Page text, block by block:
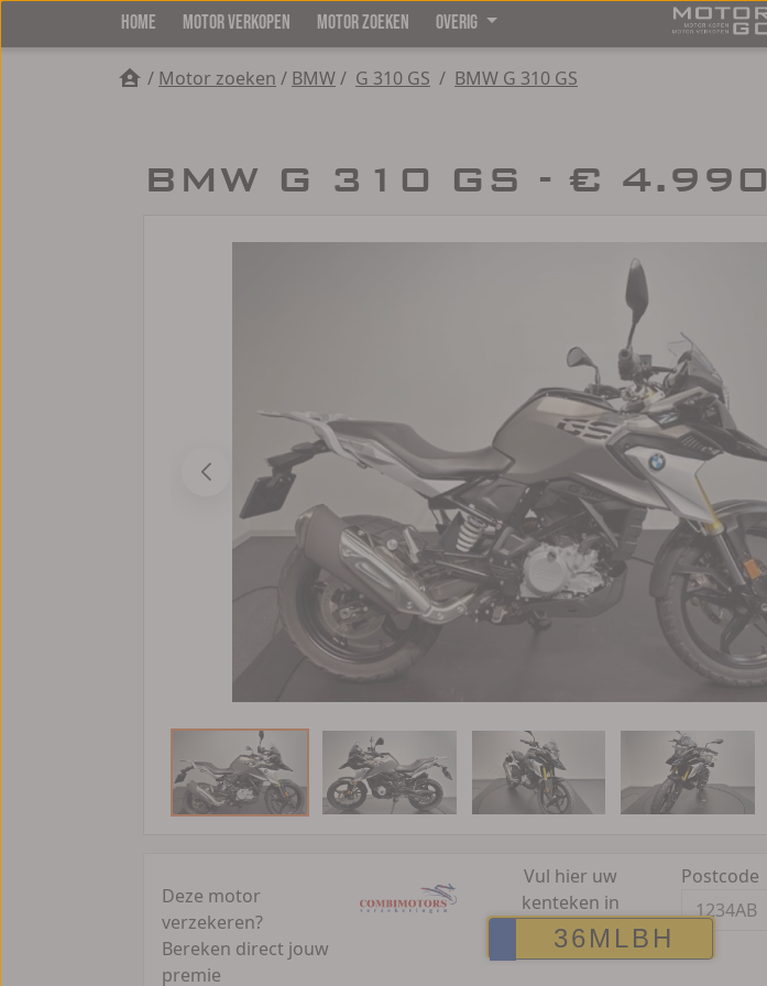
HOME MOTOR VERKOPEN MOTOR ZOEKEN OVERIG
/ Motor zoeken / BMW/ G 310 GS / BMW G 310 GS
BMW G 310 GS - € 4.990
Deze motor
verzekeren?
Bereken direct jouw
premie
Vul hier uw
kenteken in
Postcode